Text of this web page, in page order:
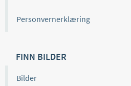
Personvernerklæring
FINN BILDER
Bilder